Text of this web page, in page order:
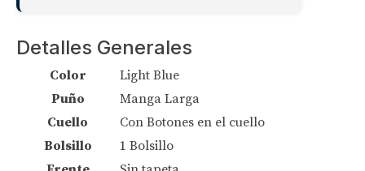
Detalles Generales
Color
Light Blue
Puño
Manga Larga
Cuello
Con Botones en el cuello
Bolsillo
1 Bolsillo